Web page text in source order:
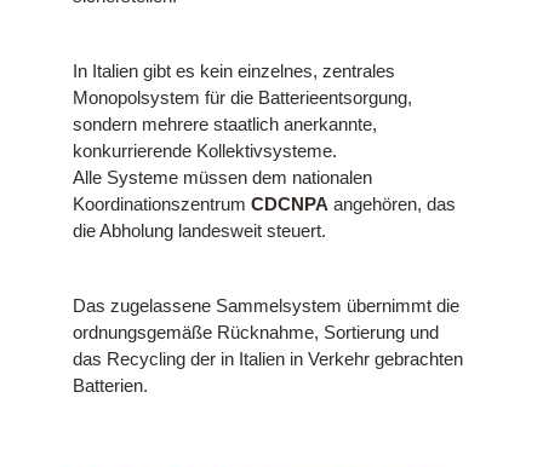
In Italien gibt es kein einzelnes, zentrales
Monopolsystem für die Batterieentsorgung,
sondern mehrere staatlich anerkannte,
konkurrierende Kollektivsysteme.
Alle Systeme müssen dem nationalen
Koordinationszentrum CDCNPA angehören, das
die Abholung landesweit steuert.
Das zugelassene Sammelsystem übernimmt die
ordnungsgemäße Rücknahme, Sortierung und
das Recycling der in Italien in Verkehr gebrachten
Batterien.